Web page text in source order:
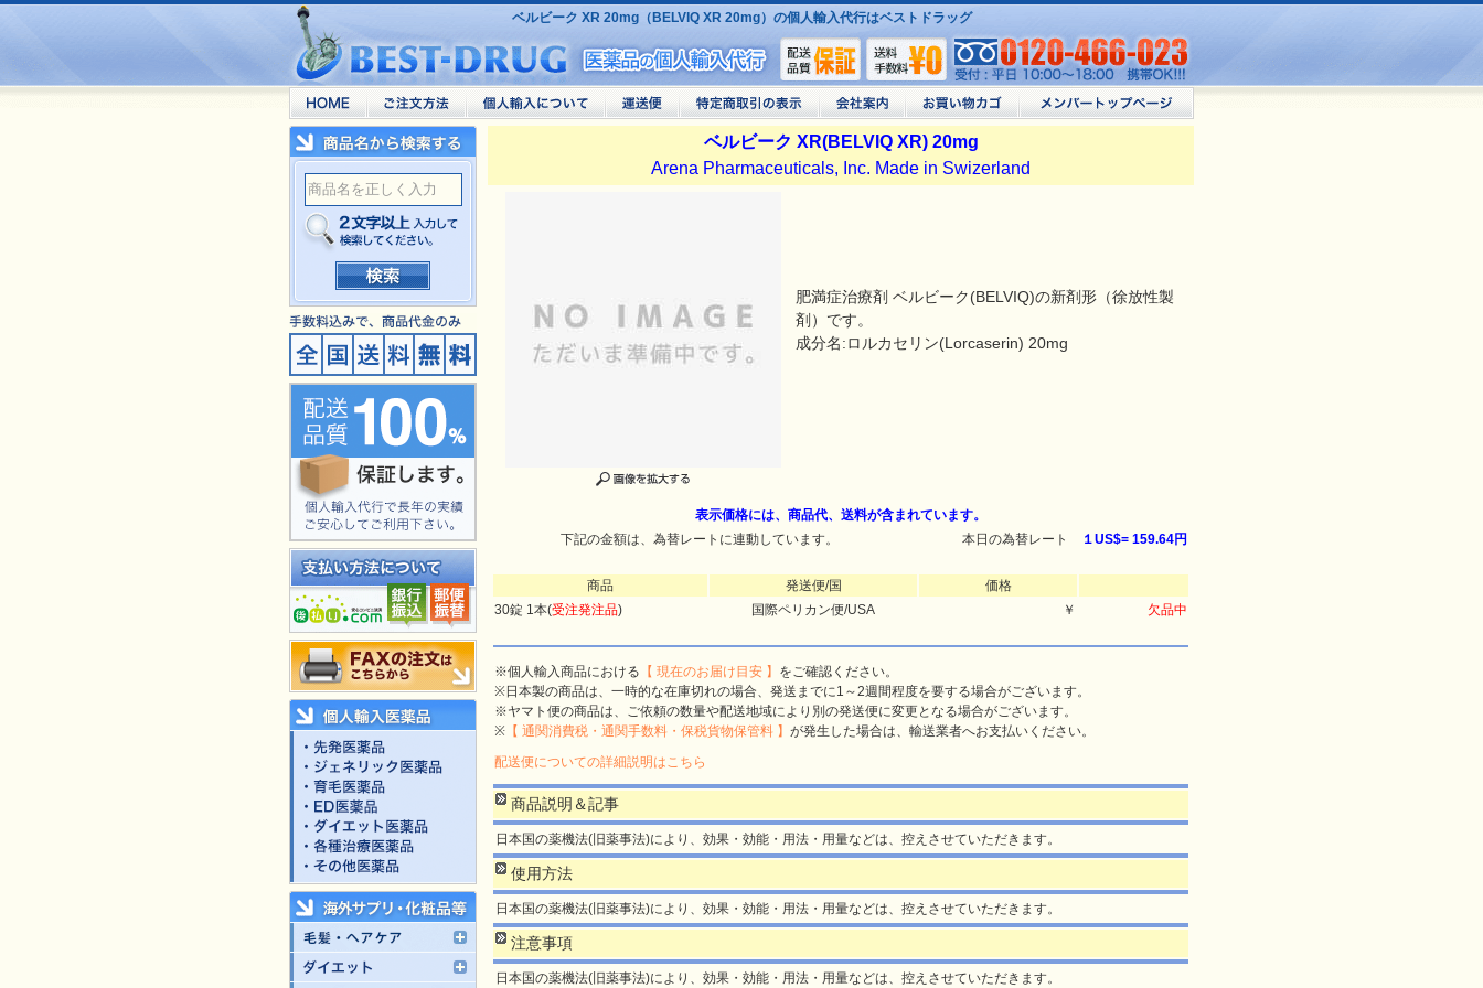
ベルビーク XR 20mg（BELVIQ XR 20mg）の個人輸入代行はベストドラッグ
ベルビーク XR(BELVIQ XR) 20mg
Arena Pharmaceuticals, Inc. Made in Swizerland
肥満症治療剤 ベルビーク(BELVIQ)の新剤形（徐放性製
剤）です。
成分名:ロルカセリン(Lorcaserin) 20mg
表示価格には、商品代、送料が含まれています。
下記の金額は、為替レートに連動しています。
本日の為替レート １US$= 159.64円
商品 発送便/国
価格
30錠 1本(受注発注品) 国際ペリカン便/USA ￥ 欠品中
※個人輸入商品における 【 現在のお届け目安 】 をご確認ください。
※日本製の商品は、一時的な在庫切れの場合、発送までに1～2週間程度を要する場合がございます。
※ヤマト便の商品は、ご依頼の数量や配送地域により別の発送便に変更となる場合がございます。
※ 【 通関消費税・通関手数料・保税貨物保管料 】 が発生した場合は、輸送業者へお支払いください。
配送便についての詳細説明はこちら
商品説明＆記事
日本国の薬機法(旧薬事法)により、効果・効能・用法・用量などは、控えさせていただきます。
使用方法
日本国の薬機法(旧薬事法)により、効果・効能・用法・用量などは、控えさせていただきます。
注意事項
日本国の薬機法(旧薬事法)により、効果・効能・用法・用量などは、控えさせていただきます。